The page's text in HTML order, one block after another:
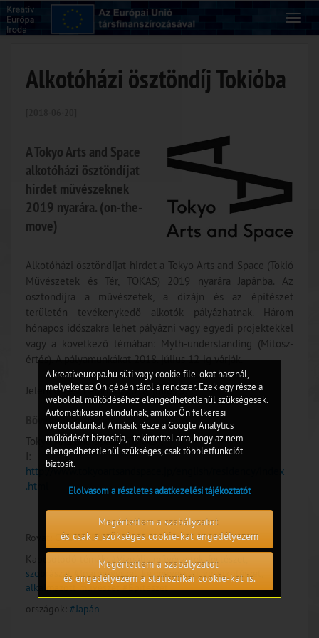
Alkotóházi ösztöndíj Tokióba
A Tokyo Arts and Space
alkotóházi ösztöndíjat
hirdet művészeknek
2019 nyarára. (on-the-
move)
Alkotóházi ösztöndíjat hirdet a Tokyo Arts and Space (Tokió
Művészetek és Tér, TOKAS) 2019 nyarára Japánba. Az
ösztöndíjra a művészetek, a dizájn és az építészet
területén tevékenykedő alkotók pályázhatnak. Három
hónapos időszakra lehet pályázni vagy egyedi projektekkel
vagy a következő témában: Myth-understanding (Mítosz-
értés). A pályamunkákat 2018. július 12-ig várják.
Jelentkezési határidő: 2018. július 5.
Bővebb információ:
Tokyo Arts and Space (TOKAS);
I:
http://www.tokyoartsandspace.jp/english/residency/index
.html
Rovat:
ÖSZTÖNDÍJAK
Kapcsolódó témák: #Vizuális művészetek, festészet,
szobrászat #Iparművészet, kézművesség, virágkötészet,
alkalmazott művészet #Építészet
országok: #Japán
A kreativeuropa.hu süti vagy cookie file-okat használ,
melyeket az Ön gépén tárol a rendszer. Ezek egy része a
weboldal működéséhez elengedhetetlenül szükségesek.
Automatikusan elindulnak, amikor Ön felkeresi
weboldalunkat. A másik része a Google Analytics
működését biztosítja, - tekintettel arra, hogy az nem
elengedhetetlenül szükséges, csak többletfunkciót
biztosít.
Elolvasom a részletes adatkezelési tájékoztatót
Megértettem a szabályzatot
és csak a szükséges cookie-kat engedélyezem
Megértettem a szabályzatot
és engedélyezem a statisztikai cookie-kat is.